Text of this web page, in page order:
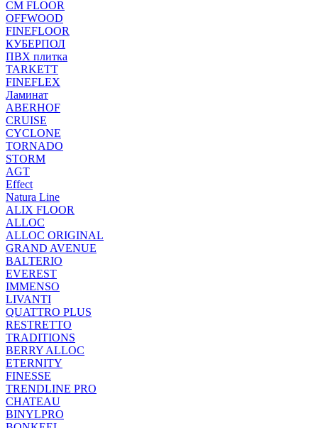
CM FLOOR
OFFWOOD
FINEFLOOR
КУБЕРПОЛ
ПВХ плитка
TARKETT
FINEFLEX
Ламинат
ABERHOF
CRUISE
CYCLONE
TORNADO
STORM
AGT
Effect
Natura Line
ALIX FLOOR
ALLOC
ALLOC ORIGINAL
GRAND AVENUE
BALTERIO
EVEREST
IMMENSO
LIVANTI
QUATTRO PLUS
RESTRETTO
TRADITIONS
BERRY ALLOC
ETERNITY
FINESSE
TRENDLINE PRO
CHATEAU
BINYLPRO